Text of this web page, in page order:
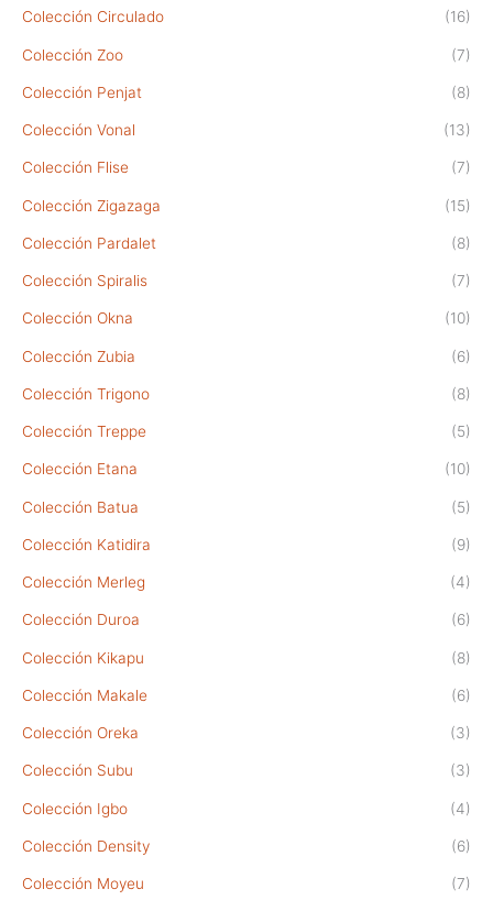
Colección Circulado (16)
Colección Zoo (7)
Colección Penjat (8)
Colección Vonal (13)
Colección Flise (7)
Colección Zigazaga (15)
Colección Pardalet (8)
Colección Spiralis (7)
Colección Okna (10)
Colección Zubia (6)
Colección Trigono (8)
Colección Treppe (5)
Colección Etana (10)
Colección Batua (5)
Colección Katidira (9)
Colección Merleg (4)
Colección Duroa (6)
Colección Kikapu (8)
Colección Makale (6)
Colección Oreka (3)
Colección Subu (3)
Colección Igbo (4)
Colección Density (6)
Colección Moyeu (7)